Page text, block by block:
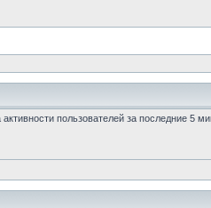
пользователей за последние 5